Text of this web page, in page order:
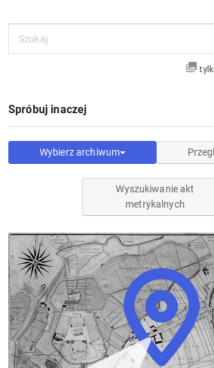
Spróbuj inaczej
Wybierz archiwum
Wyszukiwanie akt
metrykalnych